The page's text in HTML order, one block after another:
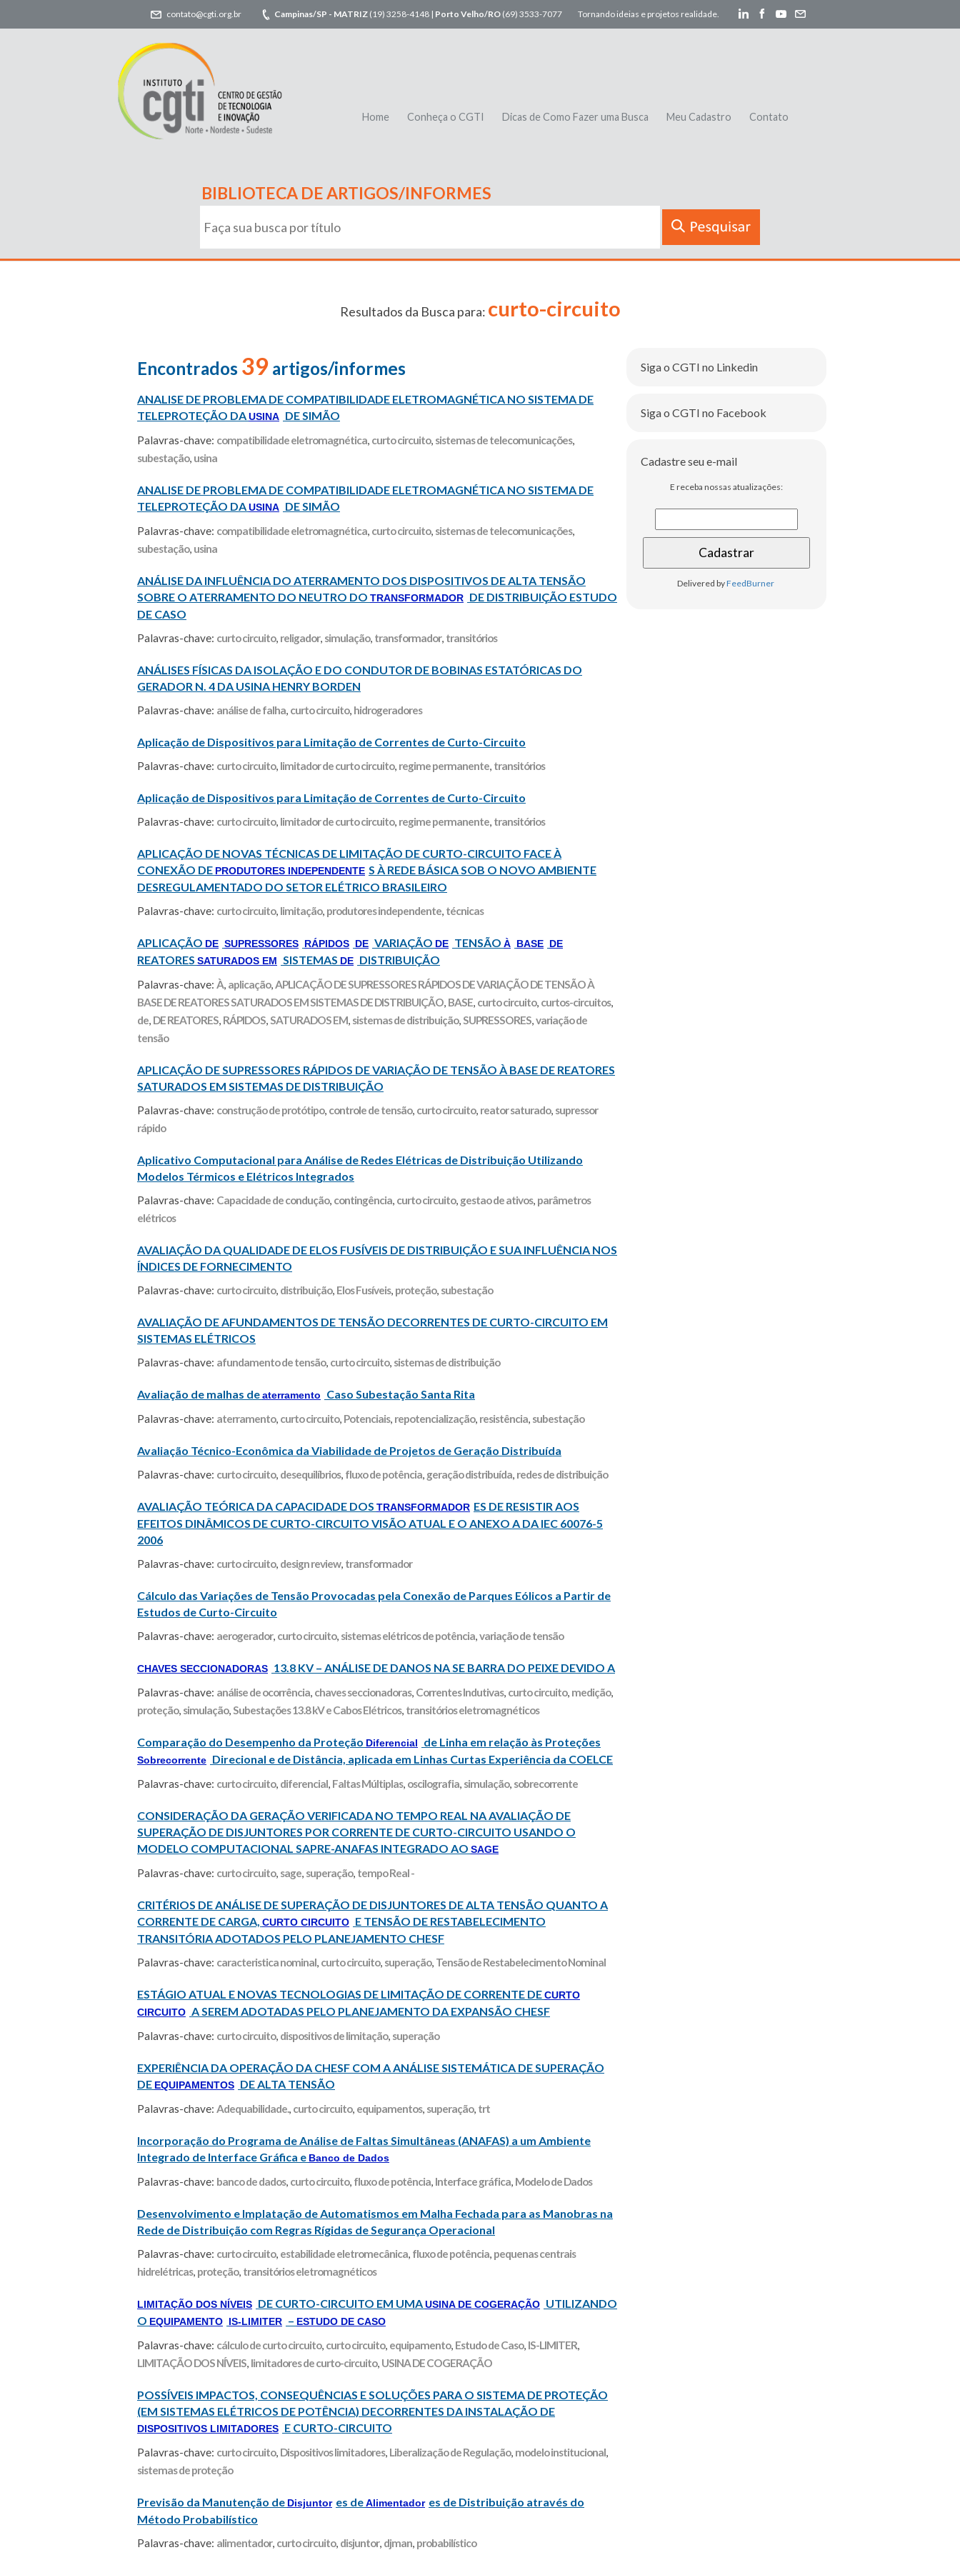
contato@cgti.org.br Campinas/SP - MATRIZ (19) 3258-4148 | Porto Velho/RO (69) 3533-7077 Tornando ideias e projetos realidade.
Home Conheça o CGTI Dicas de Como Fazer uma Busca Meu Cadastro Contato
BIBLIOTECA DE ARTIGOS/INFORMES
Resultados da Busca para: curto-circuito
Encontrados 39 artigos/informes
ANALISE DE PROBLEMA DE COMPATIBILIDADE ELETROMAGNÉTICA NO SISTEMA DE
TELEPROTEÇÃO DAUSINA DE SIMÃO
Palavras-chave: compatibilidade eletromagnética, curto circuito, sistemas de telecomunicações,
subestação, usina
ANALISE DE PROBLEMA DE COMPATIBILIDADE ELETROMAGNÉTICA NO SISTEMA DE
TELEPROTEÇÃO DAUSINA DE SIMÃO
Palavras-chave: compatibilidade eletromagnética, curto circuito, sistemas de telecomunicações,
subestação, usina
ANÁLISE DA INFLUÊNCIA DO ATERRAMENTO DOS DISPOSITIVOS DE ALTA TENSÃO
SOBRE O ATERRAMENTO DO NEUTRO DO TRANSFORMADOR DE DISTRIBUIÇÃO ESTUDO
DE CASO
Palavras-chave: curto circuito, religador, simulação, transformador, transitórios
ANÁLISES FÍSICAS DA ISOLAÇÃO E DO CONDUTOR DE BOBINAS ESTATÓRICAS DO
GERADOR N. 4 DA USINA HENRY BORDEN
Palavras-chave: análise de falha, curto circuito, hidrogeradores
Aplicação de Dispositivos para Limitação de Correntes de Curto-Circuito
Palavras-chave: curto circuito, limitador de curto circuito, regime permanente, transitórios
Aplicação de Dispositivos para Limitação de Correntes de Curto-Circuito
Palavras-chave: curto circuito, limitador de curto circuito, regime permanente, transitórios
APLICAÇÃO DE NOVAS TÉCNICAS DE LIMITAÇÃO DE CURTO-CIRCUITO FACE À
CONEXÃO DE PRODUTORES INDEPENDENTE S À REDE BÁSICA SOB O NOVO AMBIENTE
DESREGULAMENTADO DO SETOR ELÉTRICO BRASILEIRO
Palavras-chave: curto circuito, limitação, produtores independente, técnicas
APLICAÇÃO DE SUPRESSORES RÁPIDOS DE VARIAÇÃO DE TENSÃO À BASE DE
REATORES SATURADOS EM SISTEMAS DE DISTRIBUIÇÃO
Palavras-chave: À, aplicação,APLICAÇÃO DE SUPRESSORES RÁPIDOS DE VARIAÇÃO DE TENSÃO À
BASE DE REATORES SATURADOS EM SISTEMAS DE DISTRIBUIÇÃO, BASE, curto circuito, curtos-circuitos,
de, DE REATORES, RÁPIDOS,SATURADOS EM, sistemas de distribuição,SUPRESSORES,variação de
tensão
APLICAÇÃO DE SUPRESSORES RÁPIDOS DE VARIAÇÃO DE TENSÃO À BASE DE REATORES
SATURADOS EM SISTEMAS DE DISTRIBUIÇÃO
Palavras-chave: construção de protótipo, controle de tensão, curto circuito, reator saturado, supressor
rápido
Aplicativo Computacional para Análise de Redes Elétricas de Distribuição Utilizando
Modelos Térmicos e Elétricos Integrados
Palavras-chave: Capacidade de condução, contingência, curto circuito, gestao de ativos, parâmetros
elétricos
AVALIAÇÃO DA QUALIDADE DE ELOS FUSÍVEIS DE DISTRIBUIÇÃO E SUA INFLUÊNCIA NOS
ÍNDICES DE FORNECIMENTO
Palavras-chave: curto circuito, distribuição, Elos Fusíveis, proteção, subestação
AVALIAÇÃO DE AFUNDAMENTOS DE TENSÃO DECORRENTES DE CURTO-CIRCUITO EM
SISTEMAS ELÉTRICOS
Palavras-chave: afundamento de tensão, curto circuito, sistemas de distribuição
Avaliação de malhas deaterramento Caso Subestação Santa Rita
Palavras-chave: aterramento, curto circuito, Potenciais, repotencialização, resistência, subestação
Avaliação Técnico-Econômica da Viabilidade de Projetos de Geração Distribuída
Palavras-chave: curto circuito, desequilíbrios, fluxo de potência, geração distribuída, redes de distribuição
AVALIAÇÃO TEÓRICA DA CAPACIDADE DOS TRANSFORMADOR ES DE RESISTIR AOS
EFEITOS DINÂMICOS DE CURTO-CIRCUITO VISÃO ATUAL E O ANEXO A DA IEC 60076-5
2006
Palavras-chave: curto circuito, design review, transformador
Cálculo das Variações de Tensão Provocadas pela Conexão de Parques Eólicos a Partir de
Estudos de Curto-Circuito
Palavras-chave: aerogerador, curto circuito, sistemas elétricos de potência,variação de tensão
CHAVES SECCIONADORAS 13.8 KV – ANÁLISE DE DANOS NA SE BARRA DO PEIXE DEVIDO A
Palavras-chave: análise de ocorrência, chaves seccionadoras, Correntes Indutivas, curto circuito, medição,
proteção, simulação,Subestações 13.8 kV e Cabos Elétricos, transitórios eletromagnéticos
Comparação do Desempenho da Proteção Diferencial de Linha em relação às Proteções
Sobrecorrente Direcional e de Distância, aplicada em Linhas Curtas Experiência da COELCE
Palavras-chave: curto circuito, diferencial, Faltas Múltiplas, oscilografia, simulação, sobrecorrente
CONSIDERAÇÃO DA GERAÇÃO VERIFICADA NO TEMPO REAL NA AVALIAÇÃO DE
SUPERAÇÃO DE DISJUNTORES POR CORRENTE DE CURTO-CIRCUITO USANDO O
MODELO COMPUTACIONAL SAPRE-ANAFAS INTEGRADO AO SAGE
Palavras-chave: curto circuito, sage, superação, tempo Real -
CRITÉRIOS DE ANÁLISE DE SUPERAÇÃO DE DISJUNTORES DE ALTA TENSÃO QUANTO A
CORRENTE DE CARGA, CURTO CIRCUITO E TENSÃO DE RESTABELECIMENTO
TRANSITÓRIA ADOTADOS PELO PLANEJAMENTO CHESF
Palavras-chave: caracteristica nominal, curto circuito, superação, Tensão de Restabelecimento Nominal
ESTÁGIO ATUAL E NOVAS TECNOLOGIAS DE LIMITAÇÃO DE CORRENTE DECURTO
CIRCUITO A SEREM ADOTADAS PELO PLANEJAMENTO DA EXPANSÃO CHESF
Palavras-chave: curto circuito, dispositivos de limitação, superação
EXPERIÊNCIA DA OPERAÇÃO DA CHESF COM A ANÁLISE SISTEMÁTICA DE SUPERAÇÃO
DE EQUIPAMENTOS DE ALTA TENSÃO
Palavras-chave: Adequabilidade., curto circuito, equipamentos, superação, trt
Incorporação do Programa de Análise de Faltas Simultâneas (ANAFAS) a um Ambiente
Integrado de Interface Gráfica e Banco de Dados
Palavras-chave: banco de dados, curto circuito, fluxo de potência, Interface gráfica, Modelo de Dados
Desenvolvimento e Implatação de Automatismos em Malha Fechada para as Manobras na
Rede de Distribuição com Regras Rígidas de Segurança Operacional
Palavras-chave: curto circuito, estabilidade eletromecânica, fluxo de potência, pequenas centrais
hidrelétricas, proteção, transitórios eletromagnéticos
LIMITAÇÃO DOS NÍVEIS DE CURTO-CIRCUITO EM UMAUSINA DE COGERAÇÃO UTILIZANDO
O EQUIPAMENTO IS-LIMITER – ESTUDO DE CASO
Palavras-chave: cálculo de curto circuito, curto circuito, equipamento, Estudo de Caso, IS-LIMITER,
LIMITAÇÃO DOS NÍVEIS, limitadores de curto-circuito, USINA DE COGERAÇÃO
POSSÍVEIS IMPACTOS, CONSEQUÊNCIAS E SOLUÇÕES PARA O SISTEMA DE PROTEÇÃO
(EM SISTEMAS ELÉTRICOS DE POTÊNCIA) DECORRENTES DA INSTALAÇÃO DE
DISPOSITIVOS LIMITADORES E CURTO-CIRCUITO
Palavras-chave: curto circuito, Dispositivos limitadores, Liberalização de Regulação, modelo institucional,
sistemas de proteção
Previsão da Manutenção de Disjuntor es deAlimentador es de Distribuição através do
Método Probabilístico
Palavras-chave: alimentador, curto circuito, disjuntor, djman, probabilístico
Siga o CGTI no Linkedin
Siga o CGTI no Facebook
Cadastre seu e-mail
E receba nossas atualizações:
Delivered byFeedBurner